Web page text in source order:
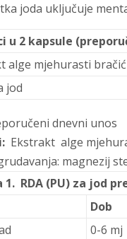
joda uključuje
u 2 kapsule
alge mjehurasti
jod
dnevni unos
Ekstrakt alge
magnezij
1. RDA (PU) za jod
Dob
0-6 mj